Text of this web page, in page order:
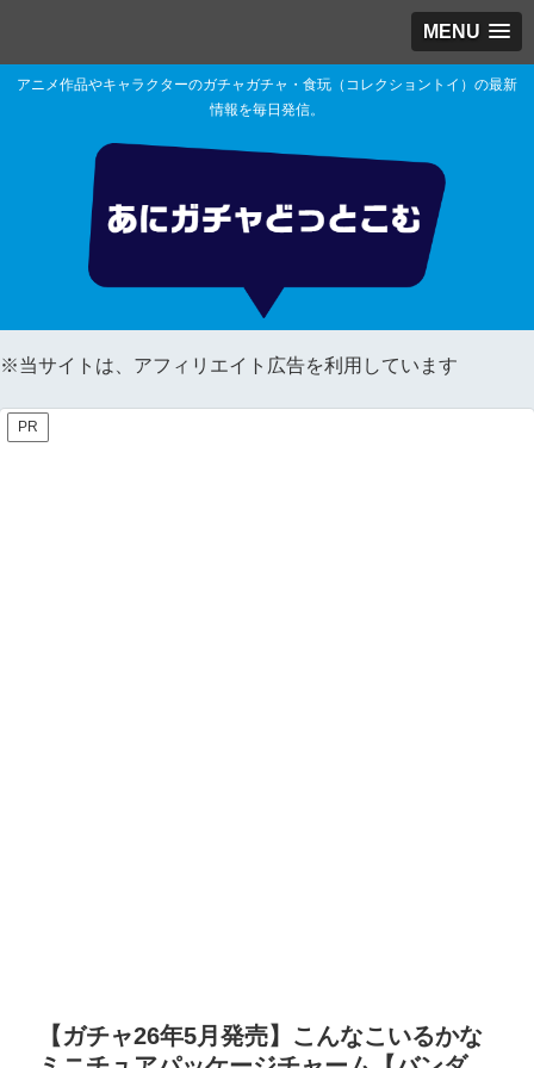
MENU
アニメ作品やキャラクターのガチャガチャ・食玩（コレクショントイ）の最新
情報を毎日発信。
※当サイトは、アフィリエイト広告を利用しています
PR
【ガチャ26年5月発売】こんなこいるかな